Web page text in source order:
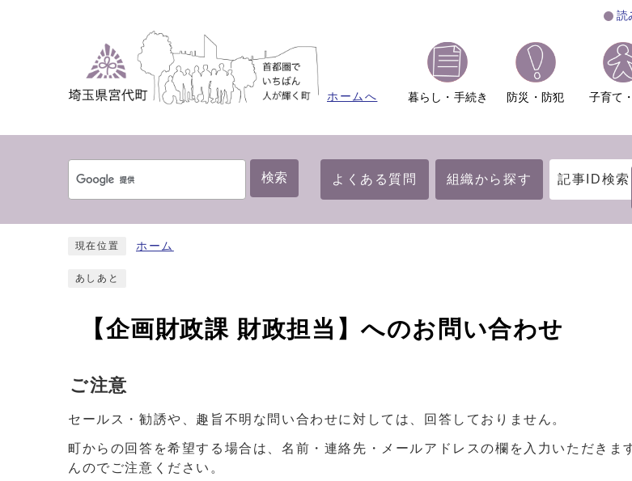
読
ホームへ 暮らし・手続き 防災・防犯 子育て
検索 よくある質問 組織から探す 記事ID検索
現在位置 ホーム
あしあと
【企画財政課 財政担当】へのお問い合わせ
ご注意
セールス・勧誘や、趣旨不明な問い合わせに対しては、回答しておりません。
町からの回答を希望する場合は、名前・連絡先・メールアドレスの欄を入力いただき
んのでご注意ください。